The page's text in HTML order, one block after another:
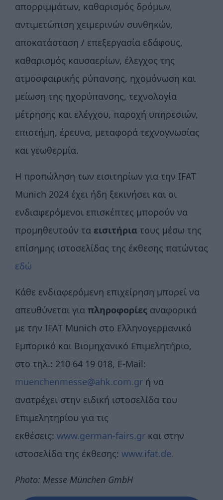
απορριμμάτων, καθαρισμός δρόμων,
αντιμετώπιση χειμερινών συνθηκών,
αποκατάσταση / επεξεργασία εδάφους,
καθαρισμός καυσαερίων, έλεγχος της
ατμοσφαιρικής ρύπανσης, ηχομόνωση και
μείωση της ηχορύπανσης, τεχνολογία
μέτρησης και ελέγχου, παροχή υπηρεσιών,
επιστήμη, έρευνα, μεταφορά τεχνογνωσίας
και γεωθερμία.
Η προπώληση των εισιτηρίων για την IFAT
Munich 2024 έχει ήδη ξεκινήσει και οι
ενδιαφερόμενοι επισκέπτες μπορούν να
προμηθευτούν τα εισιτήρια τους μέσω της
επίσημης ιστοσελίδας της έκθεσης πατώντας
εδώ
Κάθε ενδιαφερόμενη επιχείρηση μπορεί να
απευθύνεται για πληροφορίες αναφορικά
με την IFAT Munich στο Ελληνογερμανικό
Εμπορικό και Βιομηχανικό Επιμελητήριο,
στο τηλ.: 210 64 19 018, E-Mail:
muenchenmesse@ahk.com.gr ή να
ανατρέχει στην ειδική ιστοσελίδα του
Επιμελητηρίου για τις
εκθέσεις: www.german-fairs.gr και στην
ιστοσελίδα της έκθεσης: www.ifat.de.
Photo: Messe München GmbH